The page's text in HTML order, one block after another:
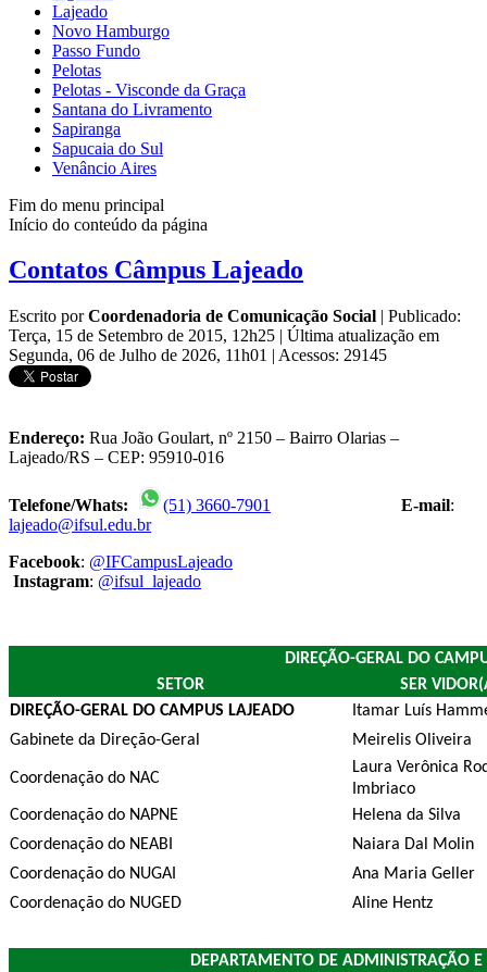
Lajeado
Novo Hamburgo
Passo Fundo
Pelotas
Pelotas - Visconde da Graça
Santana do Livramento
Sapiranga
Sapucaia do Sul
Venâncio Aires
Fim do menu principal
Início do conteúdo da página
Contatos Câmpus Lajeado
Escrito porCoordenadoria de Comunicação Social | Publicado:
Terça, 15 de Setembro de 2015, 12h25 | Última atualização em
Segunda, 06 de Julho de 2026, 11h01 | Acessos: 29145
Endereço: Rua João Goulart, nº 2150 – Bairro Olarias –
Lajeado/RS – CEP: 95910-016
Telefone/Whats: (51) 3660-7901 E-mail:
lajeado@ifsul.edu.br
Facebook: @IFCampusLajeado
Instagram: @ifsul_lajeado
DIREÇÃO-GERAL DO
SETOR
SER
DIREÇÃO-GERAL DO CAMPUS LAJEADO
Itamar Luís
Gabinete da Direção-Geral
Meirelis Oliveira
Coordenação do NAC
Laura Verônica
Imbriaco
Coordenação do NAPNE
Helena da Silva
Coordenação do NEABI
Naiara Dal Molin
Coordenação do NUGAI
Ana Maria Geller
Coordenação do NUGED
Aline Hentz
DEPARTAMENTO DE ADMINISTRAÇÃO